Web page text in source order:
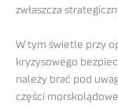
zwłaszcza
W tym świetle przy
kryzysowego
należy brać pod
części